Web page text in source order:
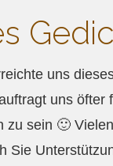
uns
uns
zu sein 🙂
Sie